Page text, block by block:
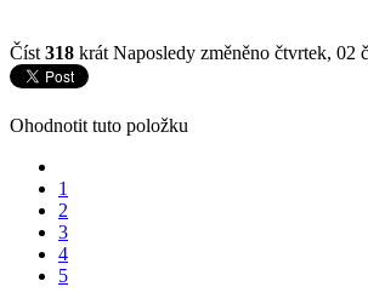
Číst 318 krát Naposledy změněno čtvrtek, 02
Ohodnotit tuto položku
1
2
3
4
5